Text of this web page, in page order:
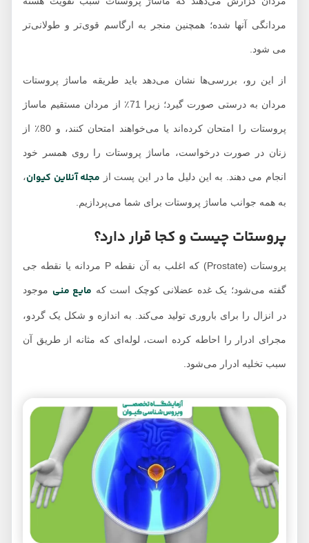
پوزیشن های سکسی
ماساژ پروستات آقایان
حکم شرعی ماساژ
پروستات در اسلام
تنوعی هیجان انگیز در
سکس
مردانگی آنها شده؛ همچنین منجر به ارگاسم قوی‌تر و طولانی‌تر
می شود.
از این رو، بررسی‌ها نشان می‌دهد باید طریقه ماساژ پروستات
مردان به درستی صورت گیرد؛ زیرا 71٪ از مردان مستقیم ماساژ
پروستات را امتحان کرده‌اند یا می‌خواهند امتحان کنند، و 80٪ از
زنان در صورت درخواست، ماساژ پروستات را روی همسر خود
انجام می دهند. به این دلیل ما در این پست ازمجله آنلاین کیوان،
به همه جوانب ماساژ پروستات برای شما می‌پردازیم.
پروستات چیست و کجا قرار دارد؟
پروستات (Prostate) که اغلب به آن نقطه P مردانه یا نقطه جی
گفته می‌شود؛ یک غده عضلانی کوچک است کهمایع منی موجود
در انزال را برای باروری تولید می‌کند. به اندازه و شکل یک گردو،
مجرای ادرار را احاطه کرده است، لوله‌ای که مثانه از طریق آن
سبب تخلیه ادرار می‌شود.